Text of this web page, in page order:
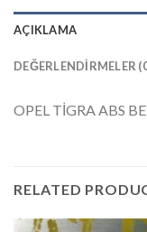
AÇIKLAMA
DEĞERLENDIRMELER
OPEL TİGRA ABS
RELATED